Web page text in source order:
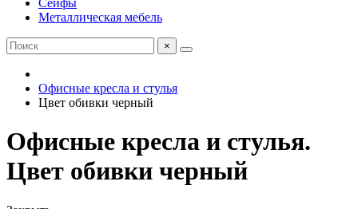
Сейфы
Металлическая мебель
×
Офисные кресла и стулья
Цвет обивки черный
Офисные кресла и стулья.
Цвет обивки черный